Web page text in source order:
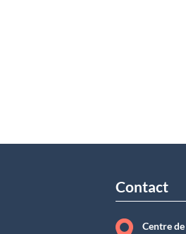
Contact
Centre